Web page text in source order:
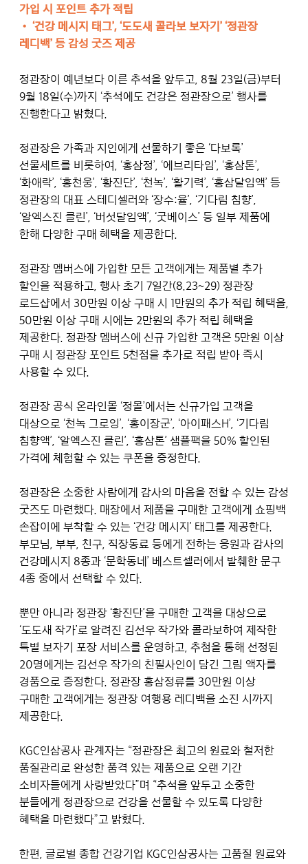
가입 시 포인트 추가 적립
• ‘건강 메시지 태그’, ‘도도새 콜라보 보자기’ ‘정관장
레디백’ 등 감성 굿즈 제공
정관장이 예년보다 이른 추석을 앞두고, 8월 23일(금)부터
9월 18일(수)까지 ‘추석에도 건강은 정관장으로’ 행사를
진행한다고 밝혔다.
정관장은 가족과 지인에게 선물하기 좋은 ‘다보록’
선물세트를 비롯하여, ‘홍삼정’, ‘에브리타임’, ‘홍삼톤’,
‘화애락’, ‘홍천웅’, ‘황진단’, ‘천녹’, ‘활기력’, ‘홍삼달임액’ 등
정관장의 대표 스테디셀러와 ‘장수:율’, ‘기다림 침향’,
‘알엑스진 클린’, ‘버섯달임액’, ‘굿베이스’ 등 일부 제품에
한해 다양한 구매 혜택을 제공한다.
정관장 멤버스에 가입한 모든 고객에게는 제품별 추가
할인을 적용하고, 행사 초기 7일간(8.23~29) 정관장
로드샵에서 30만원 이상 구매 시 1만원의 추가 적립 혜택을,
50만원 이상 구매 시에는 2만원의 추가 적립 혜택을
제공한다. 정관장 멤버스에 신규 가입한 고객은 5만원 이상
구매 시 정관장 포인트 5천점을 추가로 적립 받아 즉시
사용할 수 있다.
정관장 공식 온라인몰 ‘정몰’에서는 신규가입 고객을
대상으로 ‘천녹 그로잉’, ‘홍이장군’, ‘아이패스H’, ‘기다림
침향액’, ‘알엑스진 클린’, ‘홍삼톤’ 샘플팩을 50% 할인된
가격에 체험할 수 있는 쿠폰을 증정한다.
정관장은 소중한 사람에게 감사의 마음을 전할 수 있는 감성
굿즈도 마련했다. 매장에서 제품을 구매한 고객에게 쇼핑백
손잡이에 부착할 수 있는 ‘건강 메시지’ 태그를 제공한다.
부모님, 부부, 친구, 직장동료 등에게 전하는 응원과 감사의
건강메시지 8종과 ‘문학동네’ 베스트셀러에서 발췌한 문구
4종 중에서 선택할 수 있다.
뿐만 아니라 정관장 ‘황진단’을 구매한 고객을 대상으로
‘도도새 작가’로 알려진 김선우 작가와 콜라보하여 제작한
특별 보자기 포장 서비스를 운영하고, 추첨을 통해 선정된
20명에게는 김선우 작가의 친필사인이 담긴 그림 액자를
경품으로 증정한다. 정관장 홍삼정류를 30만원 이상
구매한 고객에게는 정관장 여행용 레디백을 소진 시까지
제공한다.
KGC인삼공사 관계자는 “정관장은 최고의 원료와 철저한
품질관리로 완성한 품격 있는 제품으로 오랜 기간
소비자들에게 사랑받았다”며 “추석을 앞두고 소중한
분들에게 정관장으로 건강을 선물할 수 있도록 다양한
혜택을 마련했다”고 밝혔다.
한편, 글로벌 종합 건강기업 KGC인삼공사는 고품질 원료와